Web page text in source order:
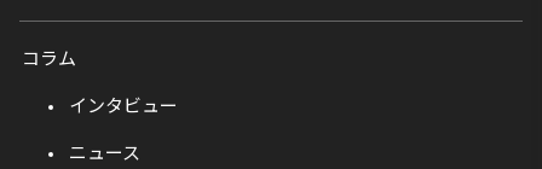
コラム
インタビュー
ニュース